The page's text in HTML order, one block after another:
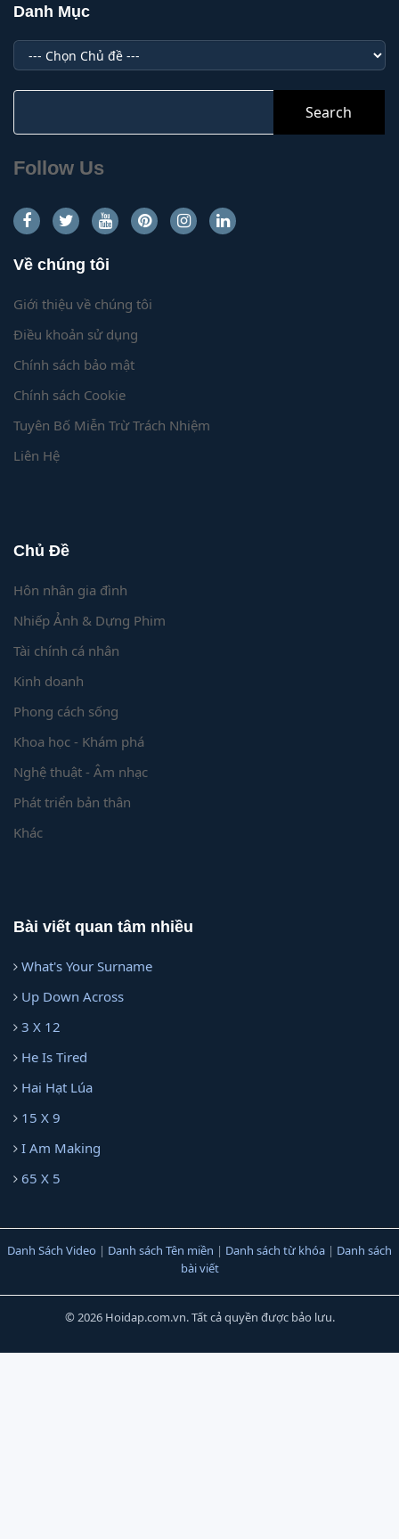
Danh Mục
Danh
Mục
Follow Us
Về chúng tôi
Giới thiệu về chúng tôi
Điều khoản sử dụng
Chính sách bảo mật
Chính sách Cookie
Tuyên Bố Miễn Trừ Trách Nhiệm
Liên Hệ
Chủ Đề
Hôn nhân gia đình
Nhiếp Ảnh & Dựng Phim
Tài chính cá nhân
Kinh doanh
Phong cách sống
Khoa học - Khám phá
Nghệ thuật - Âm nhạc
Phát triển bản thân
Khác
Bài viết quan tâm nhiều
What's Your Surname
Up Down Across
3 X 12
He Is Tired
Hai Hạt Lúa
15 X 9
I Am Making
65 X 5
Danh Sách Video | Danh sách Tên miền | Danh sách từ khóa | Danh sách
bài viết
© 2026 Hoidap.com.vn. Tất cả quyền được bảo lưu.